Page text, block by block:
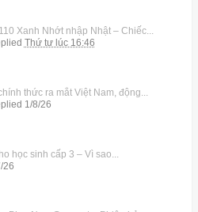
Xanh Nhớt nhập Nhật – Chiếc...
Thứ tư lúc 16:46
thức ra mắt Việt Nam, động...
1/8/26
học sinh cấp 3 – Vì sao...
26